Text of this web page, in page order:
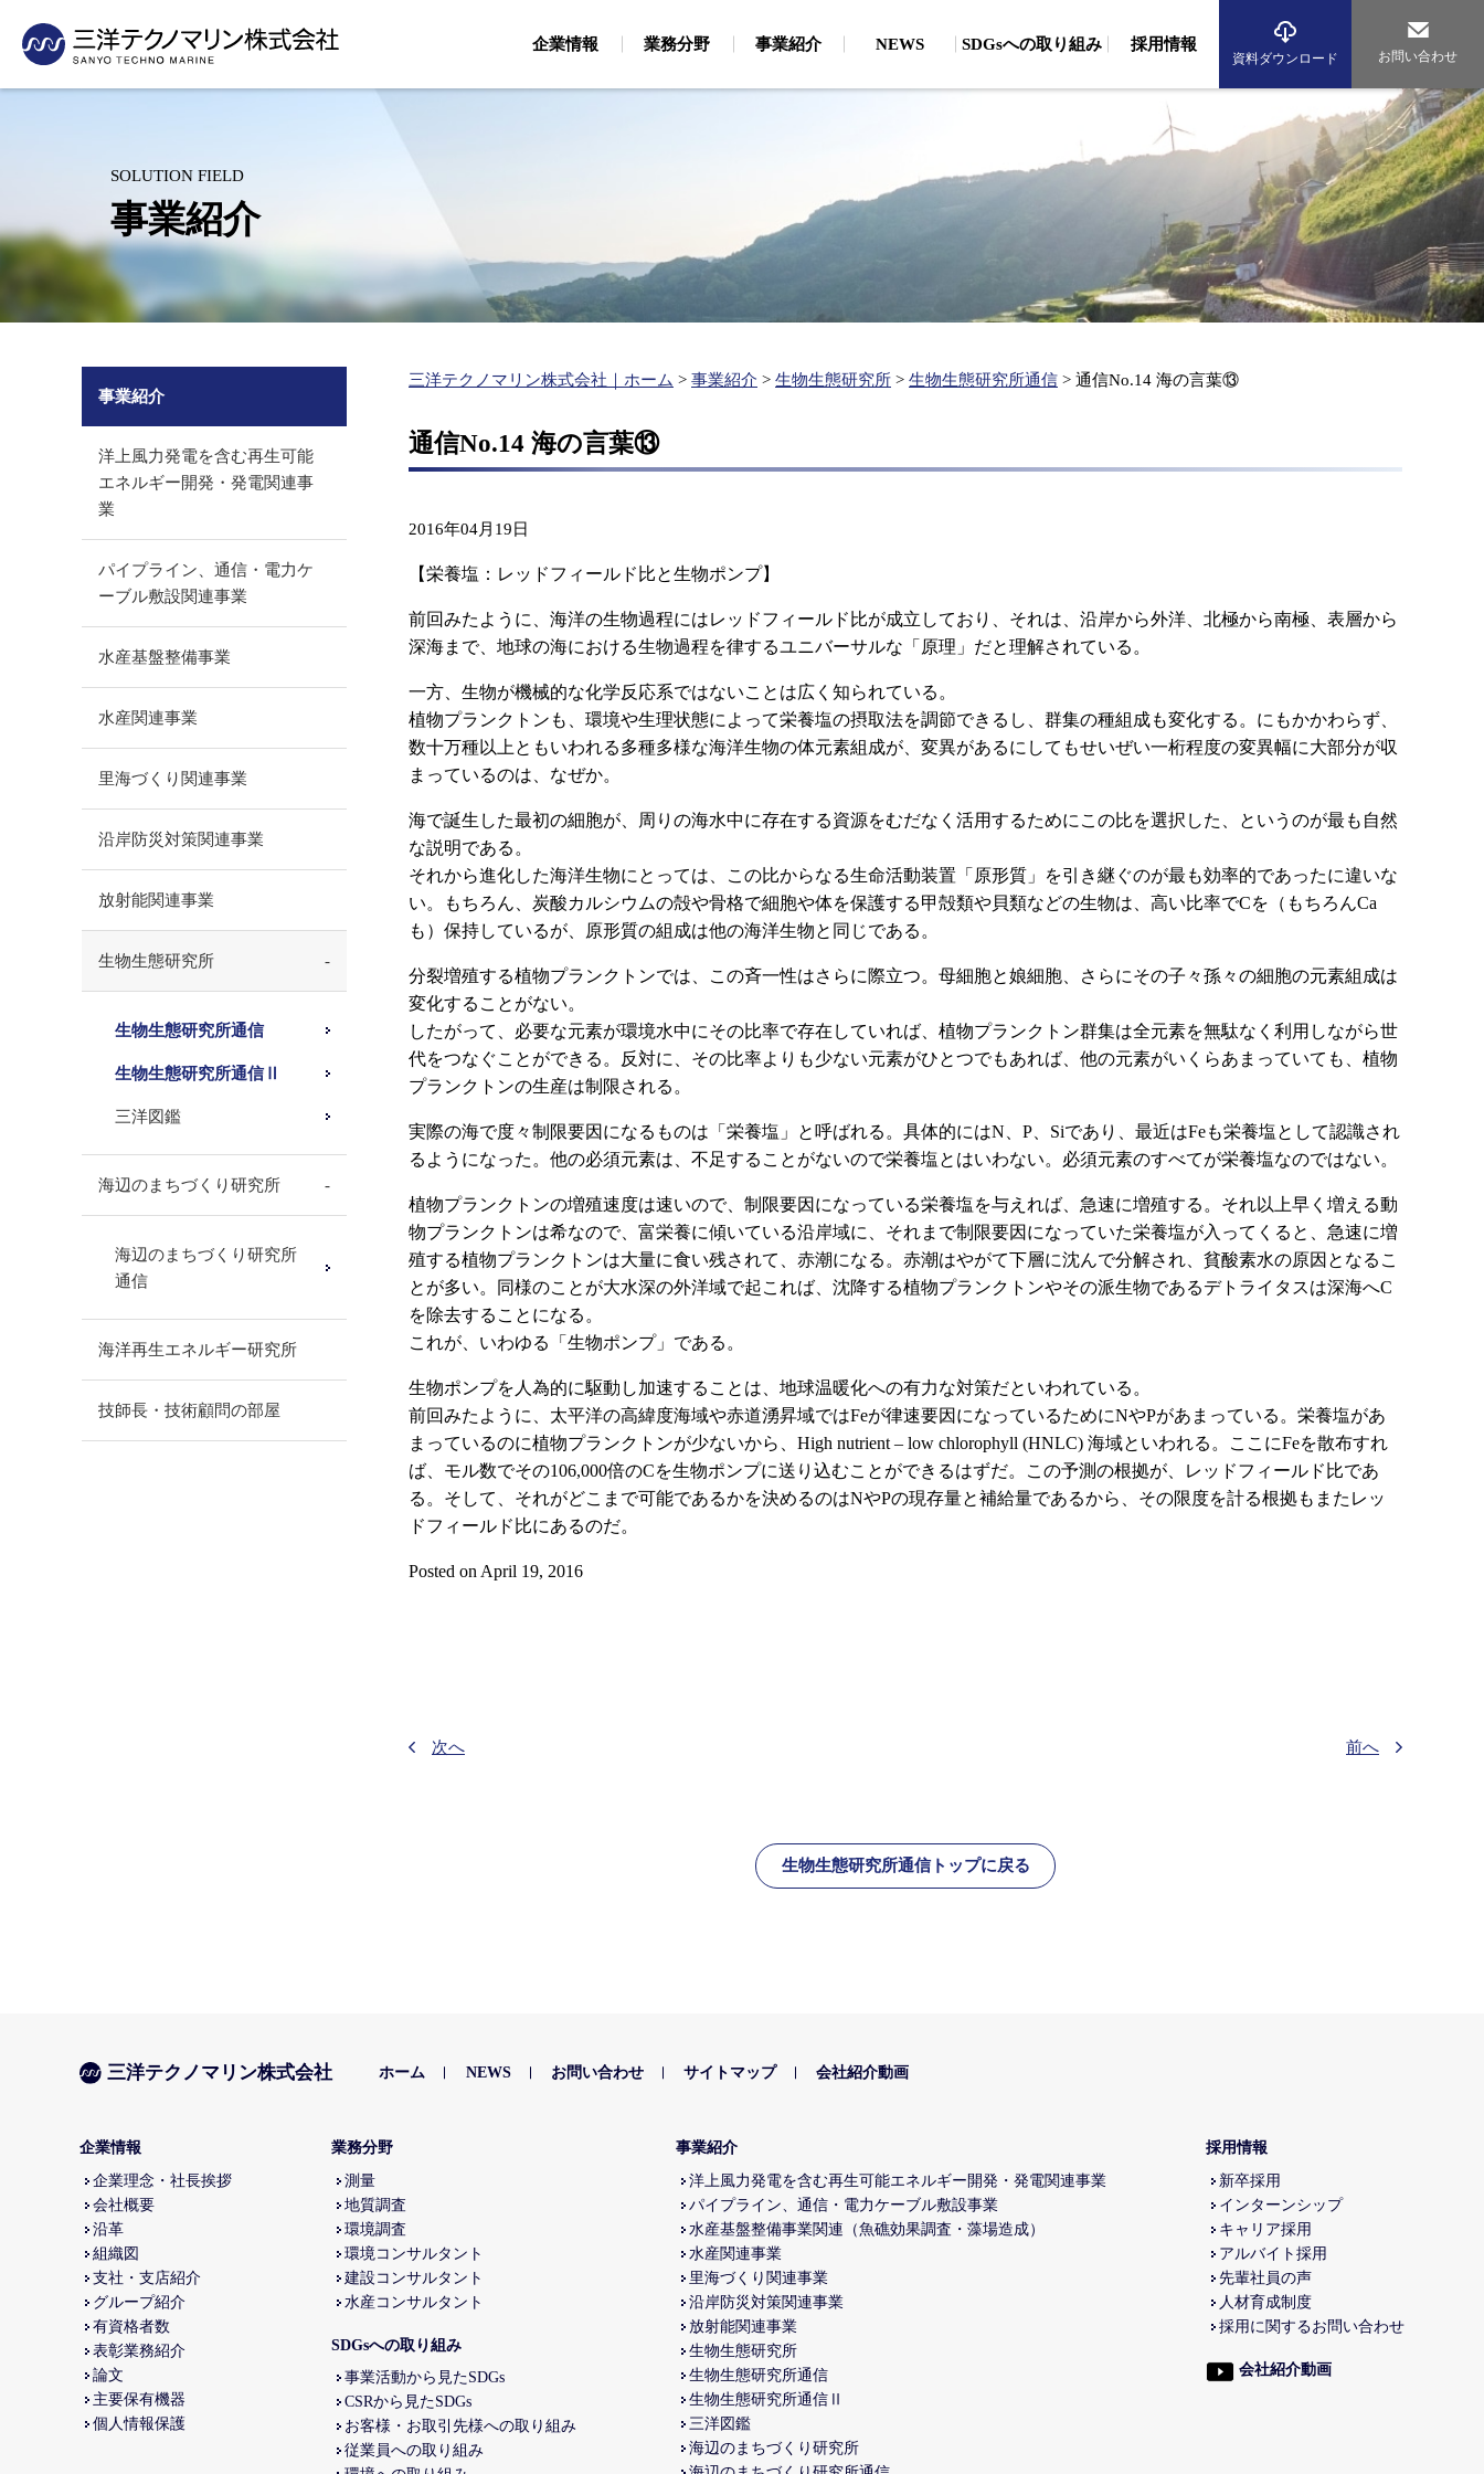
企業情報
グループ紹介
業務分野
（汀線測量、横断測量、3Dレーザースキャン）
空中写真測量（UAV測量）
グリーンレーザ測量（UAV搭載）
海域調査（波浪・流況調査、生物調査、藻場調査）
陸域調査（動物・植物調査）
大気調査（大気・騒音調査、交通量調査）
分析（生物、環境DNA、化学、マイクロプラスチック）
環境コンサルタント
里海づくり関連事業（藻場・干潟・浅場造成、ブルーカーボン
海洋環境保全（放射線関連事業、海洋投入処分、
シミュレーション（ごみ）、底質改善）
建設コンサルタント
環境アセスメント
（維持管理計画、航路埋没・海岸浸食）
再生エネルギー開発（現地調査、各種解析）
洋上風力発電に関する調査・解析（海底地形・海象・ケーブル
水産コンサルタント
水産基盤整備事業
水産振興（水産エコラベル、漁業経営診断、海業支援）
事業紹介
当社の技術の活用事例をご紹介いたします
ギー開発・発電関連事業
（適地選定、環境アセスメント）
水産基盤整備事業関連
（魚礁効果調査・藻場造成）
営診断、海業支援）
里海づくり関連事業
（環境調査、藻場・干潟・浅場造
沿岸防災対策関連事業
（ハザードマップ作成、港湾・海岸
（放射能濃度モニタリング、海底放
射性物質分布調査）
海辺のまちづくり研究所 海洋再生エネルギー研究所
NEWS SDGsへの取り組み
・事業活動から見たSDGs ・CSRから見たSDGs
従業員への取り組み 環境への取り組み
従業員への取り組み 環境への取り組み
採用情報
キャリア採用
アルバイト採用
アルバイト採用 先輩社員の声
資料ダウンロード お問い合わせ
SOLUTION FIELD
事業紹介
三洋テクノマリン株式会社｜ホーム > 事業紹介 > 生物生態研究所 > 生物生態研究所通信 > 通信No.14 海の言葉⑬
通信No.14 海の言葉⑬
2016年04月19日
【栄養塩：レッドフィールド比と生物ポンプ】
前回みたように、海洋の生物過程にはレッドフィールド比が成立しており、それは、沿岸から外洋、北極から南極、表層から
深海まで、地球の海における生物過程を律するユニバーサルな「原理」だと理解されている。
一方、生物が機械的な化学反応系ではないことは広く知られている。
植物プランクトンも、環境や生理状態によって栄養塩の摂取法を調節できるし、群集の種組成も変化する。にもかかわらず、
数十万種以上ともいわれる多種多様な海洋生物の体元素組成が、変異があるにしてもせいぜい一桁程度の変異幅に大部分が収
まっているのは、なぜか。
海で誕生した最初の細胞が、周りの海水中に存在する資源をむだなく活用するためにこの比を選択した、というのが最も自然
な説明である。
それから進化した海洋生物にとっては、この比からなる生命活動装置「原形質」を引き継ぐのが最も効率的であったに違いな
い。もちろん、炭酸カルシウムの殻や骨格で細胞や体を保護する甲殻類や貝類などの生物は、高い比率でCを（もちろんCa
も）保持しているが、原形質の組成は他の海洋生物と同じである。
分裂増殖する植物プランクトンでは、この斉一性はさらに際立つ。母細胞と娘細胞、さらにその子々孫々の細胞の元素組成は
変化することがない。
したがって、必要な元素が環境水中にその比率で存在していれば、植物プランクトン群集は全元素を無駄なく利用しながら世
代をつなぐことができる。反対に、その比率よりも少ない元素がひとつでもあれば、他の元素がいくらあまっていても、植物
プランクトンの生産は制限される。
実際の海で度々制限要因になるものは「栄養塩」と呼ばれる。具体的にはN、P、Siであり、最近はFeも栄養塩として認識され
るようになった。他の必須元素は、不足することがないので栄養塩とはいわない。必須元素のすべてが栄養塩なのではない。
植物プランクトンの増殖速度は速いので、制限要因になっている栄養塩を与えれば、急速に増殖する。それ以上早く増える動
物プランクトンは希なので、富栄養に傾いている沿岸域に、それまで制限要因になっていた栄養塩が入ってくると、急速に増
殖する植物プランクトンは大量に食い残されて、赤潮になる。赤潮はやがて下層に沈んで分解され、貧酸素水の原因となるこ
とが多い。同様のことが大水深の外洋域で起これば、沈降する植物プランクトンやその派生物であるデトライタスは深海へC
を除去することになる。
これが、いわゆる「生物ポンプ」である。
生物ポンプを人為的に駆動し加速することは、地球温暖化への有力な対策だといわれている。
前回みたように、太平洋の高緯度海域や赤道湧昇域ではFeが律速要因になっているためにNやPがあまっている。栄養塩があ
まっているのに植物プランクトンが少ないから、High nutrient – low chlorophyll (HNLC) 海域といわれる。ここにFeを散布すれ
ば、モル数でその106,000倍のCを生物ポンプに送り込むことができるはずだ。この予測の根拠が、レッドフィールド比であ
る。そして、それがどこまで可能であるかを決めるのはNやPの現存量と補給量であるから、その限度を計る根拠もまたレッ
ドフィールド比にあるのだ。
Posted on April 19, 2016
次へ 前へ
生物生態研究所通信トップに戻る
事業紹介
洋上風力発電を含む再生可能
エネルギー開発・発電関連事
業
パイプライン、通信・電力ケ
ーブル敷設関連事業
水産基盤整備事業
水産関連事業
里海づくり関連事業
沿岸防災対策関連事業
放射能関連事業
生物生態研究所
生物生態研究所通信
生物生態研究所通信Ⅱ
三洋図鑑
海辺のまちづくり研究所
海辺のまちづくり研究所
通信
海洋再生エネルギー研究所
技師長・技術顧問の部屋
三洋テクノマリン株式会社 ホーム NEWS お問い合わせ サイトマップ 会社紹介動画
企業情報
企業理念・社長挨拶
会社概要
沿革
組織図
支社・支店紹介
グループ紹介
有資格者数
表彰業務紹介
論文
主要保有機器
個人情報保護
業務分野
測量
地質調査
環境調査
環境コンサルタント
建設コンサルタント
水産コンサルタント
SDGsへの取り組み
事業活動から見たSDGs
CSRから見たSDGs
お客様・お取引先様への取り組み
従業員への取り組み
事業紹介
洋上風力発電を含む再生可能エネルギー開発・発電関連事業
パイプライン、通信・電力ケーブル敷設事業
水産基盤整備事業関連（魚礁効果調査・藻場造成）
水産関連事業
里海づくり関連事業
沿岸防災対策関連事業
放射能関連事業
生物生態研究所
生物生態研究所通信
生物生態研究所通信Ⅱ
三洋図鑑
海辺のまちづくり研究所
採用情報
新卒採用
インターンシップ
キャリア採用
アルバイト採用
先輩社員の声
人材育成制度
採用に関するお問い合わせ
会社紹介動画